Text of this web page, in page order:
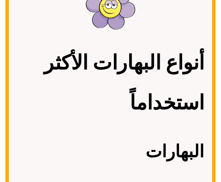
أنواع البهارات الأكثر
استخداماً
البهارات